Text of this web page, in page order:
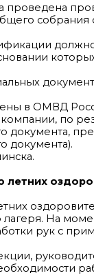
собрания
в ОМВД
по
документа,
документа).
лагеря. На
рук с